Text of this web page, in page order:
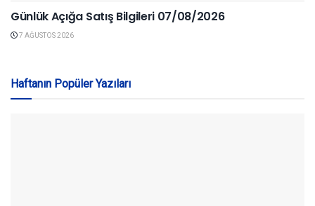
Günlük Açığa Satış Bilgileri 07/08/2026
7 AĞUSTOS 2026
Haftanın Popüler Yazıları